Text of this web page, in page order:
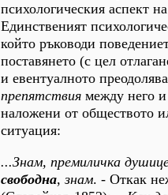
психологическия аспект
Единственият
който ръководи
поставянето (с цел
и евентуалното
препятствия между него и
наложени от обществото
ситуация:
...Знам, премиличка
свободна,знам. - Откак